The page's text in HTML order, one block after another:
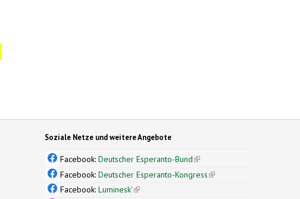
Soziale Netze und weitere Angebote
Facebook:Deutscher Esperanto-Bund(link is external)
Facebook:Deutscher Esperanto-Kongress(link is external)
Facebook:Luminesk'(link is external)